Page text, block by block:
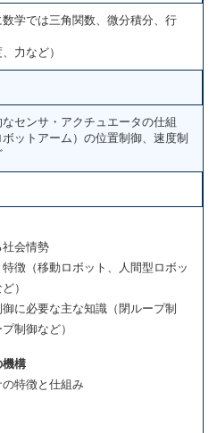
学では三角関数、微分積分、行
力など）
センサ・アクチュエータの仕組
ットアーム）の位置制御、速度制
会情勢
（移動ロボット、人間型ロボッ
）
必要な主な知識（閉ループ制
制御など）
機構
特徴と仕組み